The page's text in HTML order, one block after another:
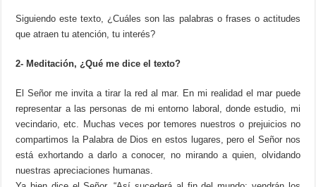
Siguiendo este texto, ¿Cuáles son las palabras o frases o actitudes
que atraen tu atención, tu interés?
2- Meditación, ¿Qué me dice el texto?
El Señor me invita a tirar la red al mar. En mi realidad el mar puede
representar a las personas de mi entorno laboral, donde estudio, mi
vecindario, etc. Muchas veces por temores nuestros o prejuicios no
compartimos la Palabra de Dios en estos lugares, pero el Señor nos
está exhortando a darlo a conocer, no mirando a quien, olvidando
nuestras apreciaciones humanas.